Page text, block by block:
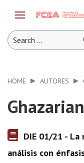
HOME AUTORES
DIE 01/21 - La
análisis con